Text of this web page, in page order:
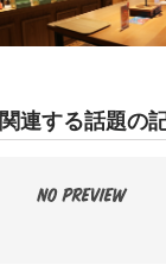
関連する話題の